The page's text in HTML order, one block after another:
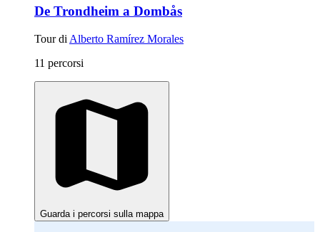
De Trondheim a Dombås
Tour di Alberto Ramírez Morales
11 percorsi
Guarda i percorsi sulla mappa